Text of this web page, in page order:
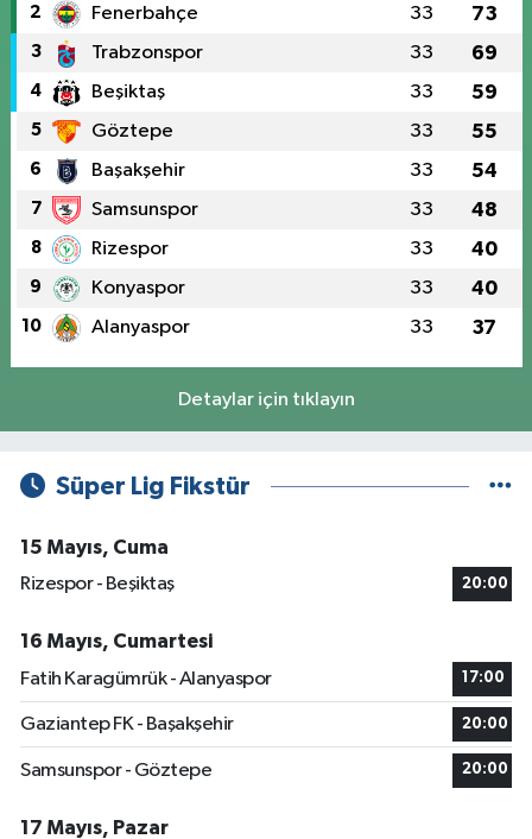
2 Fenerbahçe 33 73
3 Trabzonspor 33 69
4 Beşiktaş 33 59
5 Göztepe 33 55
6 Başakşehir 33 54
7 Samsunspor 33 48
8 Rizespor 33 40
9 Konyaspor 33 40
10 Alanyaspor 33 37
Detaylar için tıklayın
Süper Lig Fikstür
15 Mayıs, Cuma
Rizespor - Beşiktaş
20:00
16 Mayıs, Cumartesi
Fatih Karagümrük - Alanyaspor
17:00
Gaziantep FK - Başakşehir 20:00
Samsunspor - Göztepe 20:00
17 Mayıs, Pazar